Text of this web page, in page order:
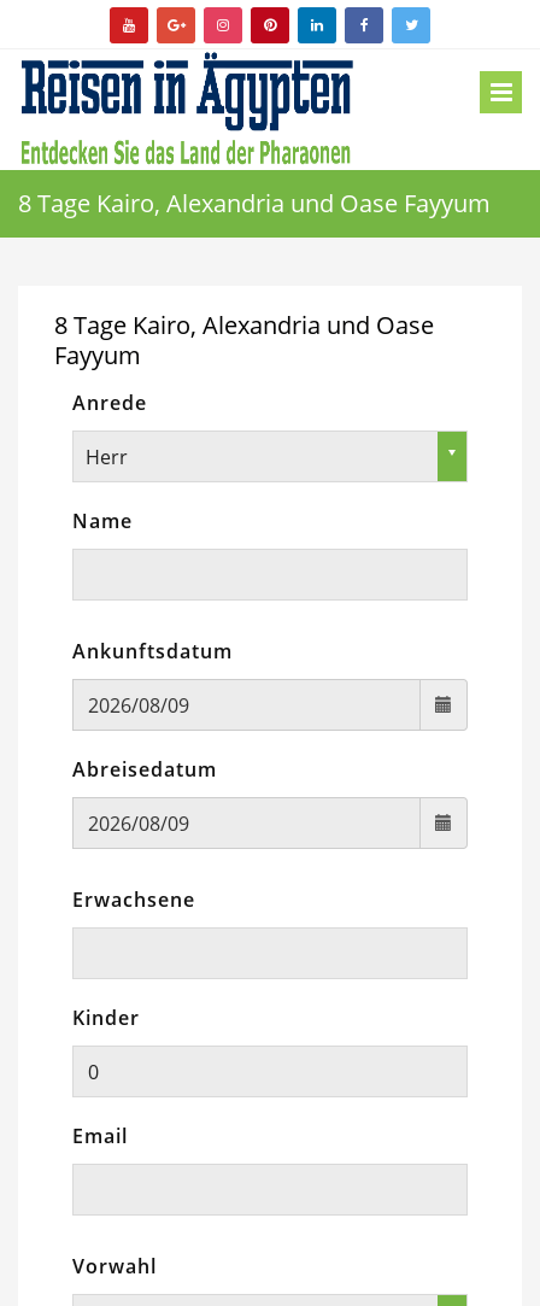
8 Tage Kairo, Alexandria und Oase Fayyum
8 Tage Kairo, Alexandria und Oase
Fayyum
Anrede
Herr
Name
Ankunftsdatum
Abreisedatum
Erwachsene
Kinder
Email
Vorwahl